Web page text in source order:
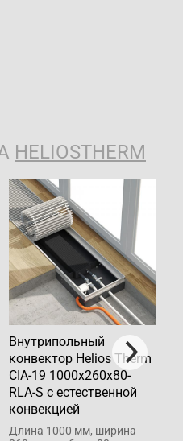
HELIOSTHERM
Внутрипольный
конвектор Helios Therm
CIA-19 1000x260x80-
RLA-S с естественной
конвекцией
Длина 1000 мм, ширина